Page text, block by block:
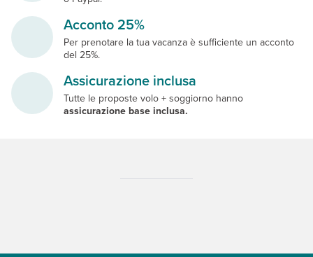
Acconto 25%
Per prenotare la tua vacanza è sufficiente un acconto
del 25%.
Assicurazione inclusa
Tutte le proposte volo + soggiorno hanno
assicurazione base inclusa.